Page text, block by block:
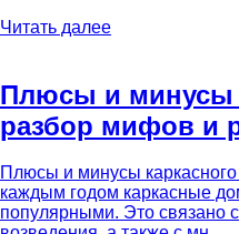
Читать далее
Плюсы и минусы
разбор мифов и
Плюсы и минусы
каждым годом каркасные
популярными. Это связано